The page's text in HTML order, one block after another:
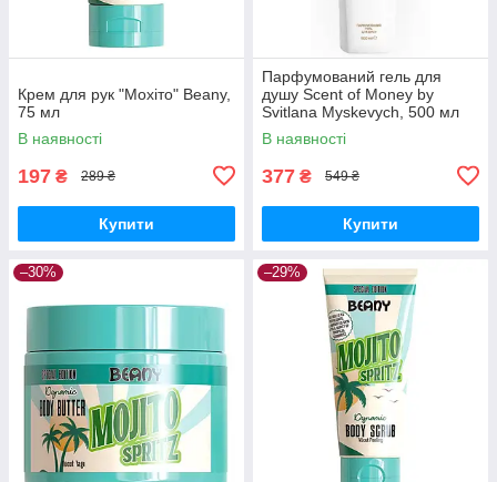
Крем для рук "Мохіто" Beany,
75 мл
В наявності
197 ₴ 289 ₴
Купити
Парфумований гель для
душу Scent of Money by
Svitlana Myskevych, 500 мл
В наявності
377 ₴ 549 ₴
Купити
–30% –29%